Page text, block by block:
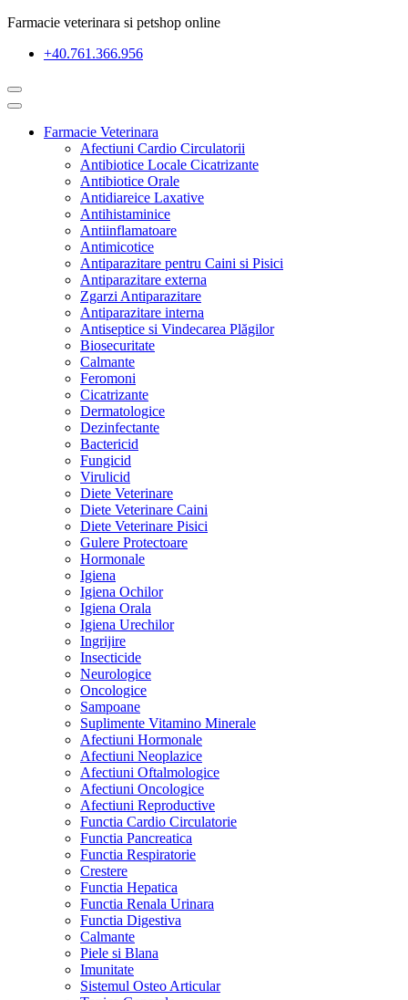
Farmacie veterinara si petshop online
+40.761.366.956
Farmacie Veterinara
Afectiuni Cardio Circulatorii
Antibiotice Locale Cicatrizante
Antibiotice Orale
Antidiareice Laxative
Antihistaminice
Antiinflamatoare
Antimicotice
Antiparazitare pentru Caini si Pisici
Antiparazitare externa
Zgarzi Antiparazitare
Antiparazitare interna
Antiseptice si Vindecarea Plăgilor
Biosecuritate
Calmante
Feromoni
Cicatrizante
Dermatologice
Dezinfectante
Bactericid
Fungicid
Virulicid
Diete Veterinare
Diete Veterinare Caini
Diete Veterinare Pisici
Gulere Protectoare
Hormonale
Igiena
Igiena Ochilor
Igiena Orala
Igiena Urechilor
Ingrijire
Insecticide
Neurologice
Oncologice
Sampoane
Suplimente Vitamino Minerale
Afectiuni Hormonale
Afectiuni Neoplazice
Afectiuni Oftalmologice
Afectiuni Oncologice
Afectiuni Reproductive
Functia Cardio Circulatorie
Functia Pancreatica
Functia Respiratorie
Crestere
Functia Hepatica
Functia Renala Urinara
Functia Digestiva
Calmante
Piele si Blana
Imunitate
Sistemul Osteo Articular